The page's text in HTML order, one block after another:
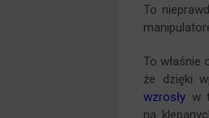
To
To właśnie
że dzięki
wzrosły w
na